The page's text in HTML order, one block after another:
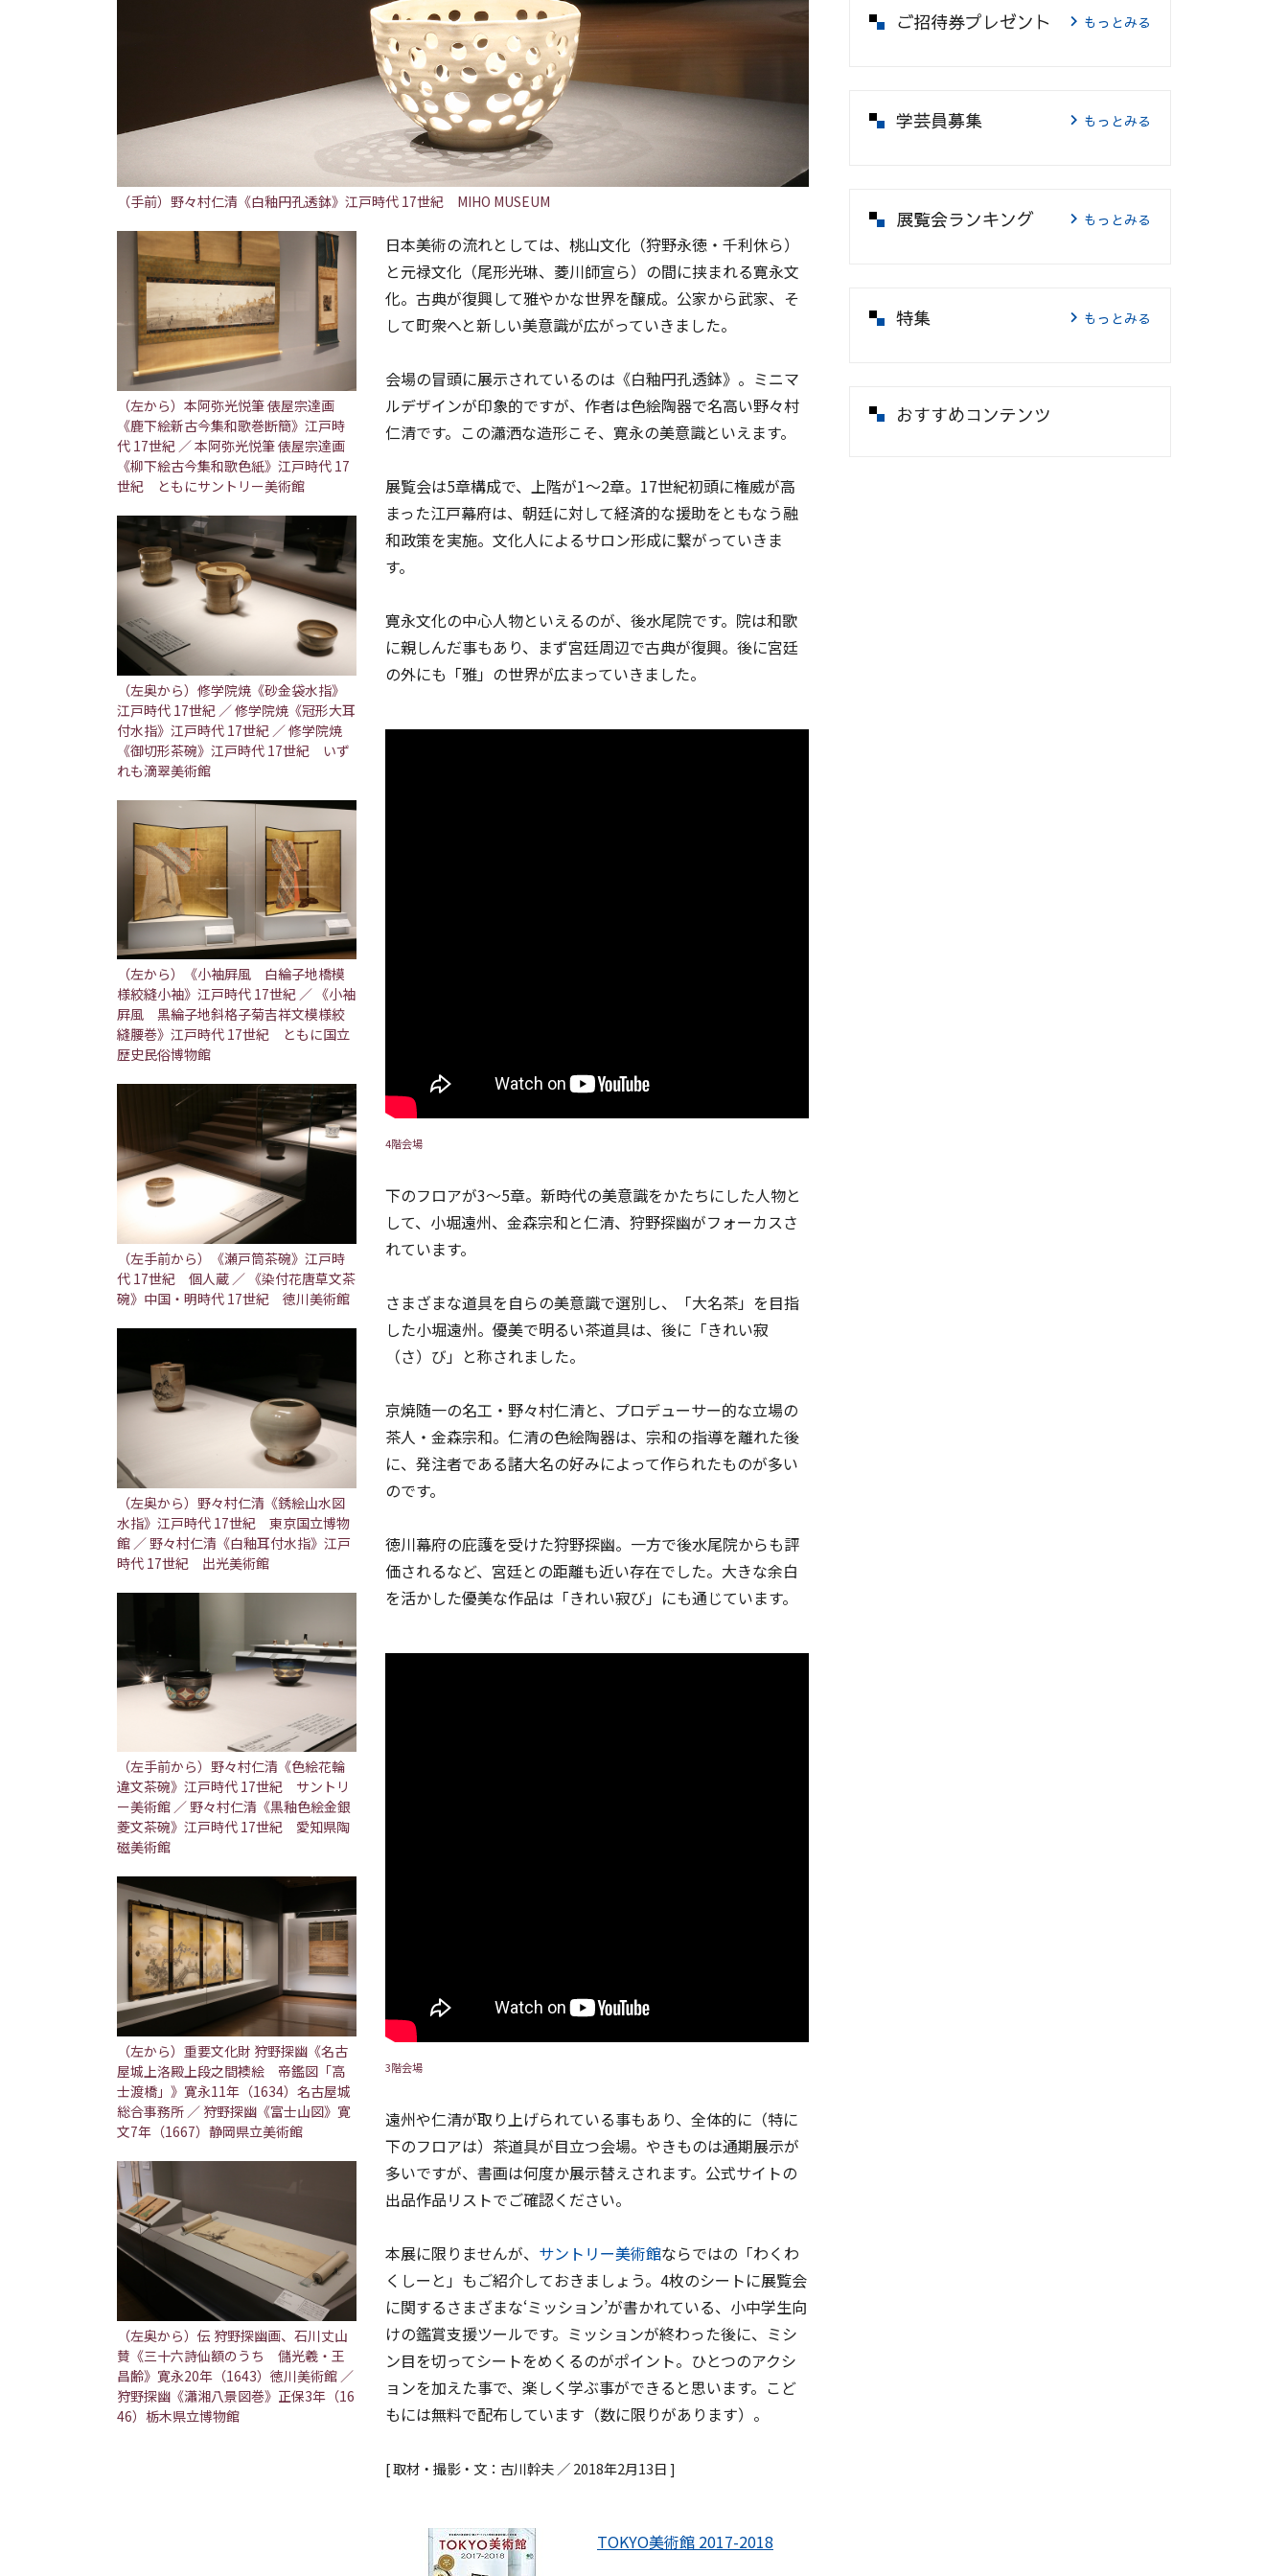
（手前）野々村仁清《白釉円孔透鉢》江戸時代 17世紀 MIHO MUSEUM
（左から）本阿弥光悦筆 俵屋宗達画
《鹿下絵新古今集和歌巻断簡》江戸時
代 17世紀 ／ 本阿弥光悦筆 俵屋宗達画
《柳下絵古今集和歌色紙》江戸時代 17
世紀 ともにサントリー美術館
（左奥から）修学院焼《砂金袋水指》
江戸時代 17世紀 ／ 修学院焼《冠形大耳
付水指》江戸時代 17世紀 ／ 修学院焼
《御切形茶碗》江戸時代 17世紀 いず
れも滴翠美術館
（左から）《小袖屛風 白綸子地橋模
様絞縫小袖》江戸時代 17世紀 ／ 《小袖
屛風 黒綸子地斜格子菊吉祥文模様絞
縫腰巻》江戸時代 17世紀 ともに国立
歴史民俗博物館
（左手前から）《瀬戸筒茶碗》江戸時
代 17世紀 個人蔵 ／ 《染付花唐草文茶
碗》中国・明時代 17世紀 徳川美術館
（左奥から）野々村仁清《銹絵山水図
水指》江戸時代 17世紀 東京国立博物
館 ／ 野々村仁清《白釉耳付水指》江戸
時代 17世紀 出光美術館
（左手前から）野々村仁清《色絵花輪
違文茶碗》江戸時代 17世紀 サントリ
ー美術館 ／ 野々村仁清《黒釉色絵金銀
菱文茶碗》江戸時代 17世紀 愛知県陶
磁美術館
（左から）重要文化財 狩野探幽《名古
屋城上洛殿上段之間襖絵 帝鑑図「高
士渡橋」》寛永11年（1634）名古屋城
総合事務所 ／ 狩野探幽《富士山図》寛
文7年（1667）静岡県立美術館
（左奥から）伝 狩野探幽画、石川丈山
賛《三十六詩仙額のうち 儲光羲・王
昌齢》寛永20年（1643）徳川美術館 ／
狩野探幽《瀟湘八景図巻》正保3年（16
46）栃木県立博物館
日本美術の流れとしては、桃山文化（狩野永徳・千利休ら）
と元禄文化（尾形光琳、菱川師宣ら）の間に挟まれる寛永文
化。古典が復興して雅やかな世界を醸成。公家から武家、そ
して町衆へと新しい美意識が広がっていきました。
会場の冒頭に展示されているのは《白釉円孔透鉢》。ミニマ
ルデザインが印象的ですが、作者は色絵陶器で名高い野々村
仁清です。この瀟洒な造形こそ、寛永の美意識といえます。
展覧会は5章構成で、上階が1～2章。17世紀初頭に権威が高
まった江戸幕府は、朝廷に対して経済的な援助をともなう融
和政策を実施。文化人によるサロン形成に繋がっていきま
す。
寛永文化の中心人物といえるのが、後水尾院です。院は和歌
に親しんだ事もあり、まず宮廷周辺で古典が復興。後に宮廷
の外にも「雅」の世界が広まっていきました。
4階会場
下のフロアが3～5章。新時代の美意識をかたちにした人物と
して、小堀遠州、金森宗和と仁清、狩野探幽がフォーカスさ
れています。
さまざまな道具を自らの美意識で選別し、「大名茶」を目指
した小堀遠州。優美で明るい茶道具は、後に「きれい寂
（さ）び」と称されました。
京焼随一の名工・野々村仁清と、プロデューサー的な立場の
茶人・金森宗和。仁清の色絵陶器は、宗和の指導を離れた後
に、発注者である諸大名の好みによって作られたものが多い
のです。
徳川幕府の庇護を受けた狩野探幽。一方で後水尾院からも評
価されるなど、宮廷との距離も近い存在でした。大きな余白
を活かした優美な作品は「きれい寂び」にも通じています。
3階会場
遠州や仁清が取り上げられている事もあり、全体的に（特に
下のフロアは）茶道具が目立つ会場。やきものは通期展示が
多いですが、書画は何度か展示替えされます。公式サイトの
出品作品リストでご確認ください。
本展に限りませんが、 サントリー美術館ならではの「わくわ
くしーと」もご紹介しておきましょう。4枚のシートに展覧会
に関するさまざまな‘ミッション’が書かれている、小中学生向
けの鑑賞支援ツールです。ミッションが終わった後に、ミシ
ン目を切ってシートをめくるのがポイント。ひとつのアクシ
ョンを加えた事で、楽しく学ぶ事ができると思います。こど
もには無料で配布しています（数に限りがあります）。
[ 取材・撮影・文：古川幹夫 ／ 2018年2月13日 ]
TOKYO美術館 2017-2018
ご招待券プレゼント もっとみる
学芸員募集 もっとみる
展覧会ランキング もっとみる
特集 もっとみる
おすすめコンテンツ